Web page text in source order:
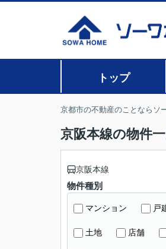
トップ
京都市の不動産のことならソ
京阪本線の物件
京阪本線
物件種別
マンション 戸
土地 店舗